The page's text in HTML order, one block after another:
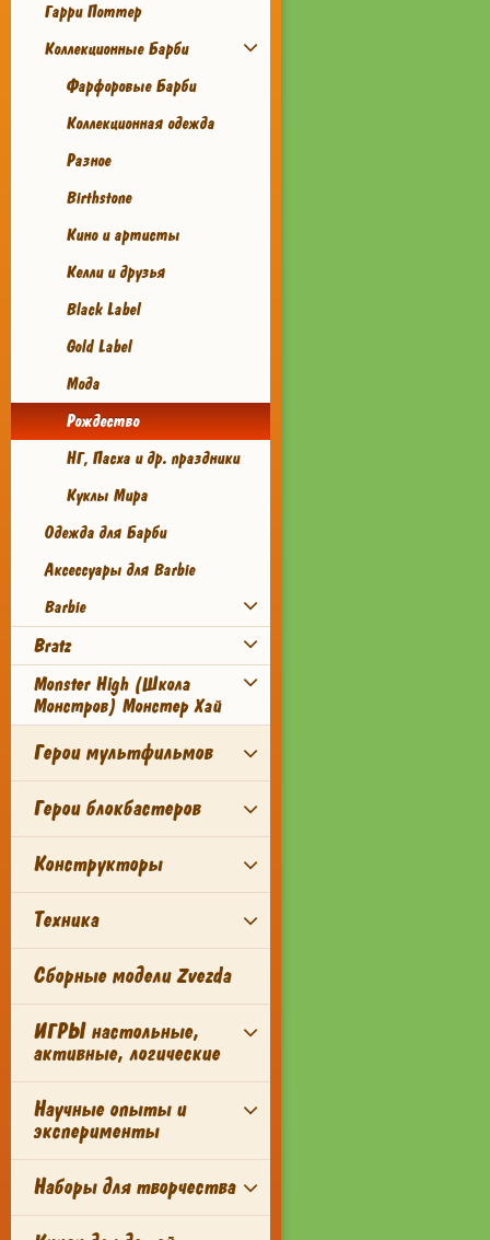
Гарри Поттер
Коллекционные Барби
Фарфоровые Барби
Коллекционная одежда
Разное
Birthstone
Кино и артисты
Келли и друзья
Black Label
Gold Label
Мода
Рождество
НГ, Пасха и др. праздники
Куклы Мира
Одежда для Барби
Аксессуары для Barbie
Barbie
Bratz
Monster High (Школа
Монстров) Монстер Хай
Герои мультфильмов
Герои блокбастеров
Конструкторы
Техника
Сборные модели Zvezda
ИГРЫ настольные,
активные, логические
Научные опыты и
эксперименты
Наборы для творчества